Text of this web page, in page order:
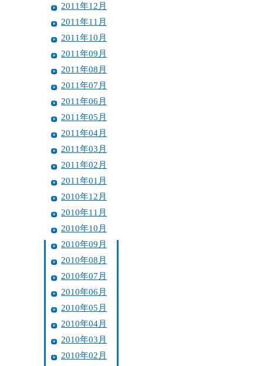
2011年12月
2011年11月
2011年10月
2011年09月
2011年08月
2011年07月
2011年06月
2011年05月
2011年04月
2011年03月
2011年02月
2011年01月
2010年12月
2010年11月
2010年10月
2010年09月
2010年08月
2010年07月
2010年06月
2010年05月
2010年04月
2010年03月
2010年02月